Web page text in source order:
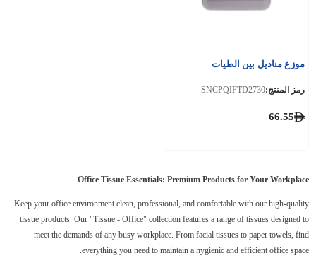
موزع مناديل بين الطيات
رمز المنتج:SNCPQIFTD2730
66.55
Office Tissue Essentials: Premium Products for Your Workplace
Keep your office environment clean, professional, and comfortable with our high-quality
tissue products. Our "Tissue - Office" collection features a range of tissues designed to
meet the demands of any busy workplace. From facial tissues to paper towels, find
everything you need to maintain a hygienic and efficient office space.